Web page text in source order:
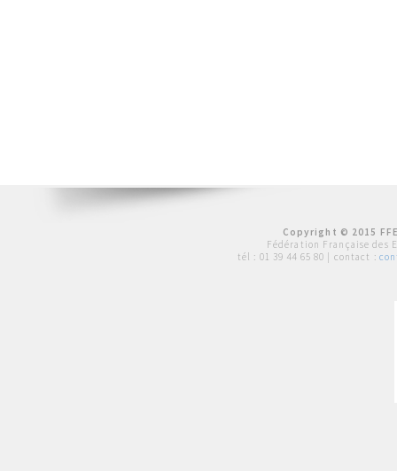
Copyright © 2015
Fédération Française des
tél : 01 39 44 65 80 | contact :